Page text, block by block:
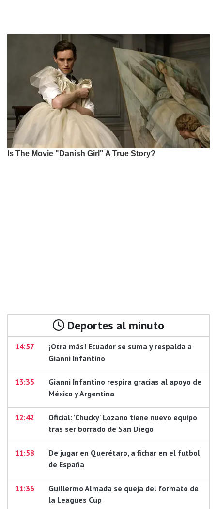
Deportes al minuto
14:57
¡Otra más! Ecuador se suma y respalda a
Gianni Infantino
13:35
Gianni Infantino respira gracias al apoyo de
México y Argentina
12:42
Oficial: 'Chucky' Lozano tiene nuevo equipo
tras ser borrado de San Diego
11:58
De jugar en Querétaro, a fichar en el futbol
de España
11:36
Guillermo Almada se queja del formato de
la Leagues Cup